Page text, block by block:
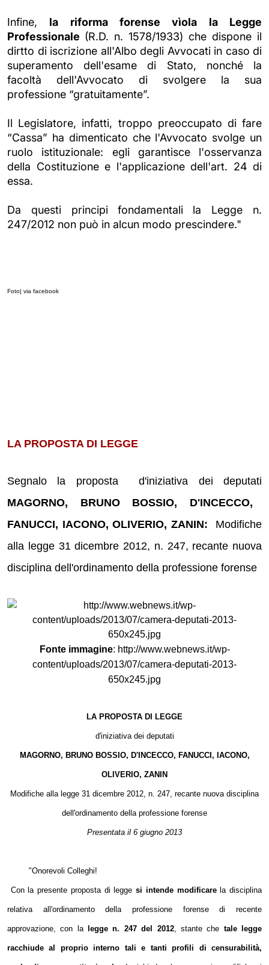
Infine, la riforma forense vìola la Legge
Professionale (R.D. n. 1578/1933) che dispone il
dirtto di iscrizione all'Albo degli Avvocati in caso di
superamento dell'esame di Stato, nonché la
facoltà dell'Avvocato di svolgere la sua
professione “gratuitamente”.
Il Legislatore, infatti, troppo preoccupato di fare
“Cassa” ha dimenticato che l'Avvocato svolge un
ruolo istituzionale: egli garantisce l'osservanza
della Costituzione e l'applicazione dell'art. 24 di
essa.
Da questi principi fondamentali la Legge n.
247/2012 non può in alcun modo prescindere."
Foto| via facebook
LA PROPOSTA DI LEGGE
Segnalo la proposta d'iniziativa dei deputati
MAGORNO, BRUNO BOSSIO, D'INCECCO,
FANUCCI, IACONO, OLIVERIO, ZANIN: Modifiche
alla legge 31 dicembre 2012, n. 247, recante nuova
disciplina dell'ordinamento della professione forense
Fonte immagine: http://www.webnews.it/wp-
content/uploads/2013/07/camera-deputati-2013-
650x245.jpg
LA PROPOSTA DI LEGGE
d'iniziativa dei deputati
MAGORNO, BRUNO BOSSIO, D'INCECCO, FANUCCI, IACONO,
OLIVERIO, ZANIN
Modifiche alla legge 31 dicembre 2012, n. 247, recante nuova disciplina
dell'ordinamento della professione forense
Presentata il 6 giugno 2013
"Onorevoli Colleghi!
Con la presente proposta di leggesi intende modificarela disciplina
relativa all'ordinamento della professione forense di recente
approvazione, con la legge n. 247 del 2012, stante che tale legge
racchiude al proprio interno tali e tanti profili di censurabilità,